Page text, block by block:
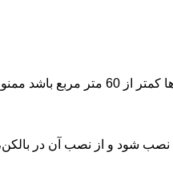
نصب وسایل گاز سوز پر مصرف مانند
نصب شود و از نصب آن در